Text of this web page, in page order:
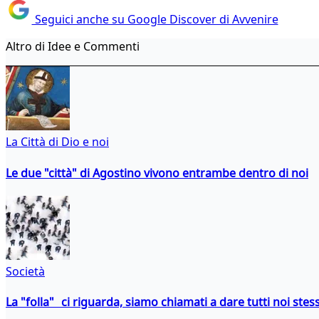
Seguici anche su Google Discover di Avvenire
Altro di Idee e Commenti
La Città di Dio e noi
Le due "città" di Agostino vivono entrambe dentro di noi
Società
La "folla" ci riguarda, siamo chiamati a dare tutti noi